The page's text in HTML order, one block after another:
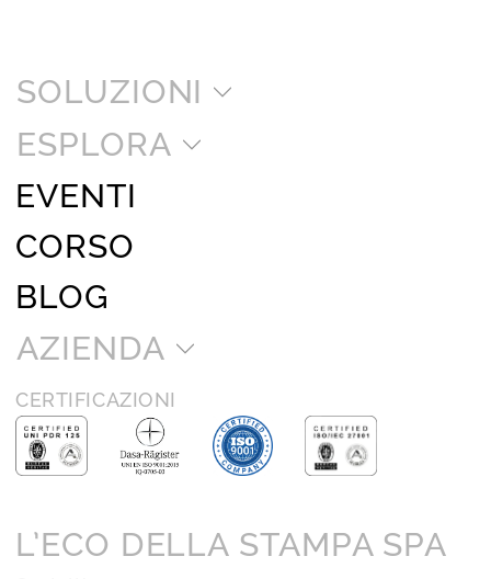
SOLUZIONI
ESPLORA
EVENTI
CORSO
BLOG
AZIENDA
CERTIFICAZIONI
L’ECO DELLA STAMPA SPA